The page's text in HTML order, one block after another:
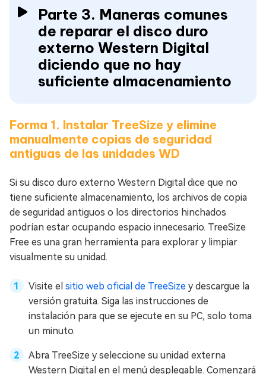
Parte 3. Maneras comunes
de reparar el disco duro
externo Western Digital
diciendo que no hay
suficiente almacenamiento
Forma 1. Instalar TreeSize y elimine
manualmente copias de seguridad
antiguas de las unidades WD
Si su disco duro externo Western Digital dice que no
tiene suficiente almacenamiento, los archivos de copia
de seguridad antiguos o los directorios hinchados
podrían estar ocupando espacio innecesario. TreeSize
Free es una gran herramienta para explorar y limpiar
visualmente su unidad.
Visite el sitio web oficial de TreeSize y descargue la
versión gratuita. Siga las instrucciones de
instalación para que se ejecute en su PC, solo toma
un minuto.
Abra TreeSize y seleccione su unidad externa
Western Digital en el menú desplegable. Comenzará